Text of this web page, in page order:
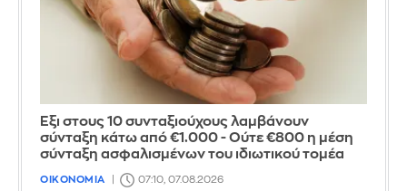
Έξι στους 10 συνταξιούχους λαμβάνουν
σύνταξη κάτω από €1.000 - Ούτε €800 η μέση
σύνταξη ασφαλισμένων του ιδιωτικού τομέα
ΟΙΚΟΝΟΜΙΑ 07:10, 07.08.2026